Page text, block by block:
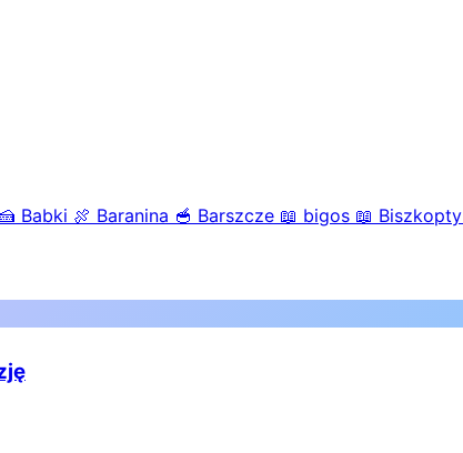
🍰 Babki 🍖 Baranina 🥣 Barszcze 📖 bigos 📖 Biszkopty